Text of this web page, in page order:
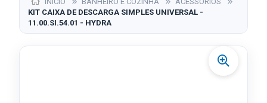
KIT CAIXA DE DESCARGA SIMPLES UNIVERSAL -
11.00.SI.54.01 - HYDRA